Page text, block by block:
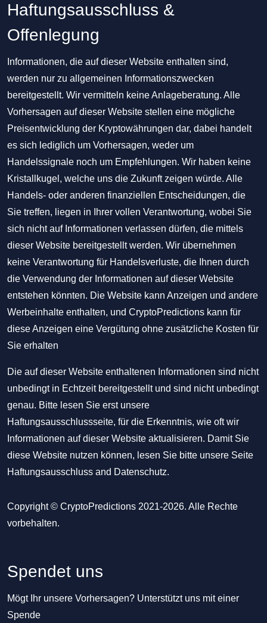
Haftungsausschluss &
Offenlegung
Informationen, die auf dieser Website enthalten sind,
werden nur zu allgemeinen Informationszwecken
bereitgestellt. Wir vermitteln keine Anlageberatung. Alle
Vorhersagen auf dieser Website stellen eine mögliche
Preisentwicklung der Kryptowährungen dar, dabei handelt
es sich lediglich um Vorhersagen, weder um
Handelssignale noch um Empfehlungen. Wir haben keine
Kristallkugel, welche uns die Zukunft zeigen würde. Alle
Handels- oder anderen finanziellen Entscheidungen, die
Sie treffen, liegen in Ihrer vollen Verantwortung, wobei Sie
sich nicht auf Informationen verlassen dürfen, die mittels
dieser Website bereitgestellt werden. Wir übernehmen
keine Verantwortung für Handelsverluste, die Ihnen durch
die Verwendung der Informationen auf dieser Website
entstehen könnten. Die Website kann Anzeigen und andere
Werbeinhalte enthalten, und CryptoPredictions kann für
diese Anzeigen eine Vergütung ohne zusätzliche Kosten für
Sie erhalten
Die auf dieser Website enthaltenen Informationen sind nicht
unbedingt in Echtzeit bereitgestellt und sind nicht unbedingt
genau. Bitte lesen Sie erst unsere
Haftungsausschlussseite, für die Erkenntnis, wie oft wir
Informationen auf dieser Website aktualisieren. Damit Sie
diese Website nutzen können, lesen Sie bitte unsere Seite
Haftungsausschluss and Datenschutz.
Copyright © CryptoPredictions 2021-2026. Alle Rechte
vorbehalten.
Spendet uns
Mögt Ihr unsere Vorhersagen? Unterstützt uns mit einer
Spende